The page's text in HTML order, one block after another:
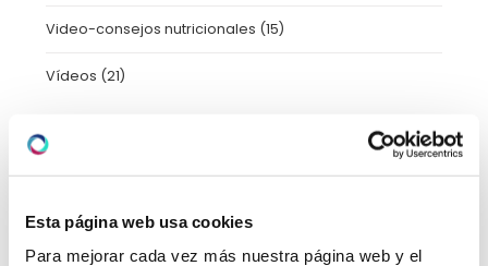
Esta página web usa cookies
Para mejorar cada vez más nuestra página web y el
Video-consejos nutricionales (15)
Vídeos (21)
ARCHIVO
febrero 2026 (5)